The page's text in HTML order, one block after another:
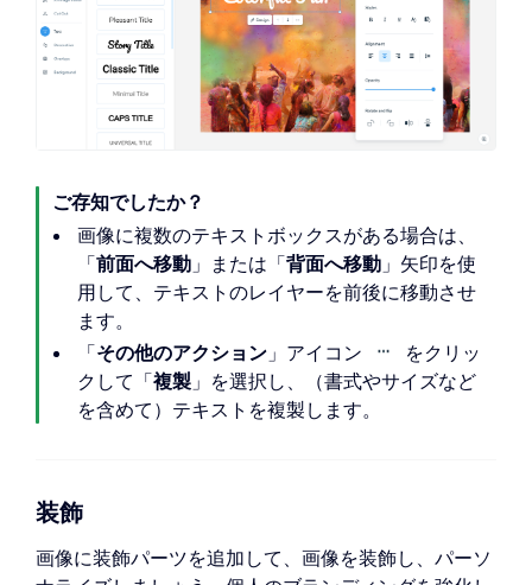
ご存知でしたか？
画像に複数のテキストボックスがある場合は、
「前面へ移動 」または「背面へ移動 」矢印を使
用して、テキストのレイヤーを前後に移動させ
ます。
「その他のアクション 」アイコン
をクリッ
クして「複製 」を選択し、（書式やサイズなど
を含めて）テキストを複製します。
装飾
画像に装飾パーツを追加して、画像を装飾し、パーソ